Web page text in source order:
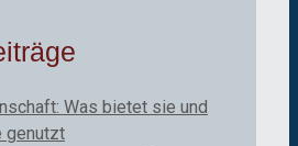
Was bietet sie und
genutzt